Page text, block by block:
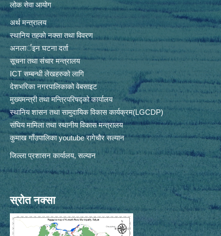
लोक सेवा आयोग
अर्थ मन्त्रालय
स्थानिय तहकाे नक्सा तथा विवरण
अनलार्इन घटना दर्ता
सूचना तथा संचार मन्त्रालय
ICT सम्बन्धी लेखहरुको लागि
देशभरिका नगरपालिकाको वेबसाइट
मुख्यमन्त्री तथा मन्त्रिपरिषद्को कार्यालय
स्थानिय शासन तथा सामुदायिक विकास कार्यक्रम(LGCDP)
संघिय मामिला तथा स्थानीय विकास मन्त्रालय
कुमाख गाँउपालिका youtube रागेचाैर सल्यान
जिल्ला प्रशासन कार्यालय, सल्यान
स्रोत नक्सा